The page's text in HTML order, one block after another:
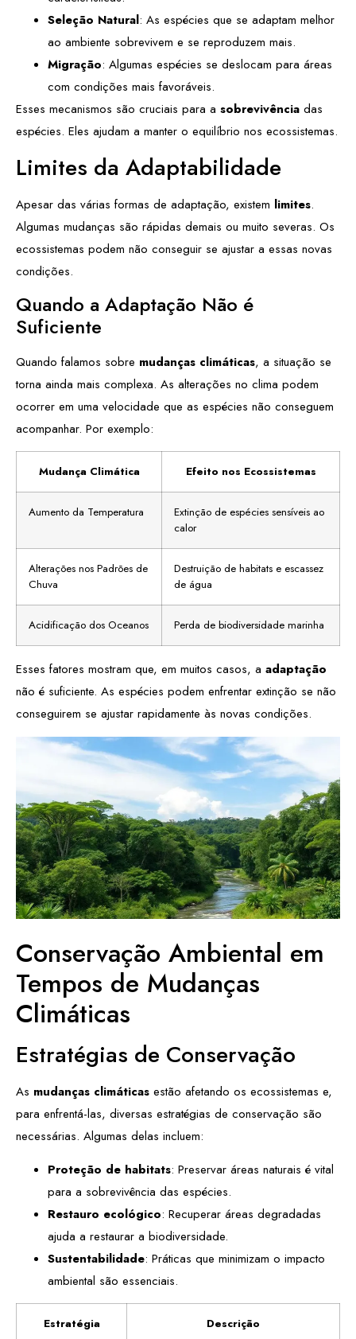
Seleção Natural: As espécies que se adaptam melhor
ao ambiente sobrevivem e se reproduzem mais.
Migração: Algumas espécies se deslocam para áreas
com condições mais favoráveis.
Esses mecanismos são cruciais para a sobrevivência das
espécies. Eles ajudam a manter o equilíbrio nos ecossistemas.
Limites da Adaptabilidade
Apesar das várias formas de adaptação, existem limites.
Algumas mudanças são rápidas demais ou muito severas. Os
ecossistemas podem não conseguir se ajustar a essas novas
condições.
Quando a Adaptação Não é
Suficiente
Quando falamos sobre mudanças climáticas, a situação se
torna ainda mais complexa. As alterações no clima podem
ocorrer em uma velocidade que as espécies não conseguem
acompanhar. Por exemplo:
Mudança Climática Efeito nos Ecossistemas
Aumento da Temperatura
Extinção de espécies sensíveis ao
calor
Alterações nos Padrões de
Chuva
Destruição de habitats e escassez
de água
Acidificação dos Oceanos Perda de biodiversidade marinha
Esses fatores mostram que, em muitos casos, a adaptação
não é suficiente. As espécies podem enfrentar extinção se não
conseguirem se ajustar rapidamente às novas condições.
Conservação Ambiental em
Tempos de Mudanças
Climáticas
Estratégias de Conservação
As mudanças climáticas estão afetando os ecossistemas e,
para enfrentá-las, diversas estratégias de conservação são
necessárias. Algumas delas incluem:
Proteção de habitats: Preservar áreas naturais é vital
para a sobrevivência das espécies.
Restauro ecológico: Recuperar áreas degradadas
ajuda a restaurar a biodiversidade.
Sustentabilidade: Práticas que minimizam o impacto
ambiental são essenciais.
Estratégia Descrição